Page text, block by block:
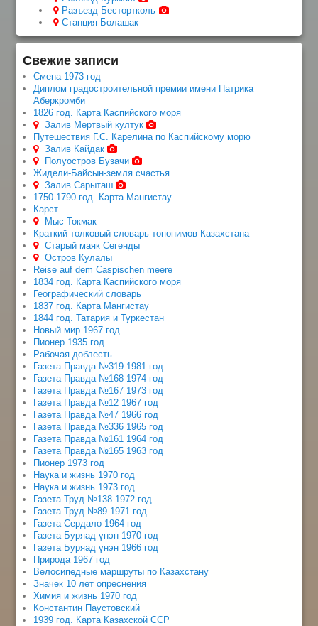
Разъезд Бестортколь
Станция Болашак
Свежие записи
Смена 1973 год
Диплом градостроительной премии имени Патрика
Аберкромби
1826 год. Карта Каспийского моря
Залив Мертвый култук
Путешествия Г.С. Карелина по Каспийскому морю
Залив Кайдак
Полуостров Бузачи
Жидели-Байсын-земля счастья
Залив Сарыташ
1750-1790 год. Карта Мангистау
Карст
Мыс Токмак
Краткий толковый словарь топонимов Казахстана
Старый маяк Сегенды
Остров Кулалы
Reise auf dem Caspischen meere
1834 год. Карта Каспийского моря
Географический словарь
1837 год. Карта Мангистау
1844 год. Татария и Туркестан
Новый мир 1967 год
Пионер 1935 год
Рабочая доблесть
Газета Правда №319 1981 год
Газета Правда №168 1974 год
Газета Правда №167 1973 год
Газета Правда №12 1967 год
Газета Правда №47 1966 год
Газета Правда №336 1965 год
Газета Правда №161 1964 год
Газета Правда №165 1963 год
Пионер 1973 год
Наука и жизнь 1970 год
Наука и жизнь 1973 год
Газета Труд №138 1972 год
Газета Труд №89 1971 год
Газета Сердало 1964 год
Газета Буряад үнэн 1970 год
Газета Буряад үнэн 1966 год
Природа 1967 год
Велосипедные маршруты по Казахстану
Значек 10 лет опреснения
Химия и жизнь 1970 год
Константин Паустовский
1939 год. Карта Казахской ССР